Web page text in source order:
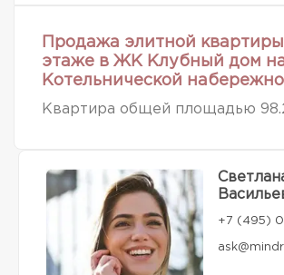
Продажа элитной
этаже в ЖК Клубный дом
Котельнической
Квартира общей площадью
+7 (495)